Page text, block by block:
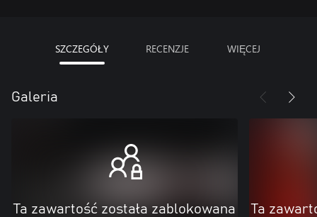
SZCZEGÓŁY RECENZJE WIĘCEJ
Galeria
Ta zawartość została zablokowana Ta